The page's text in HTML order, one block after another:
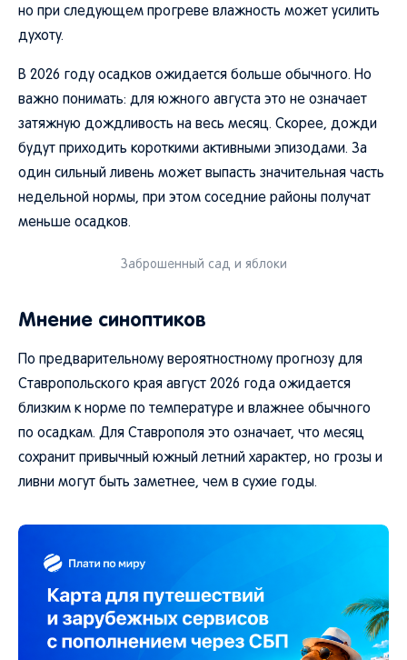
но при следующем прогреве влажность может усилить
духоту.
В 2026 году осадков ожидается больше обычного. Но
важно понимать: для южного августа это не означает
затяжную дождливость на весь месяц. Скорее, дожди
будут приходить короткими активными эпизодами. За
один сильный ливень может выпасть значительная часть
недельной нормы, при этом соседние районы получат
меньше осадков.
Заброшенный сад и яблоки
Мнение синоптиков
По предварительному вероятностному прогнозу для
Ставропольского края август 2026 года ожидается
близким к норме по температуре и влажнее обычного
по осадкам. Для Ставрополя это означает, что месяц
сохранит привычный южный летний характер, но грозы и
ливни могут быть заметнее, чем в сухие годы.